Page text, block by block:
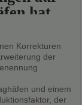
hat.
Korrekturen
der
und einem
der